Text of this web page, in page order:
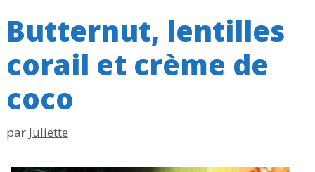
Butternut, lentilles
corail et crème de
coco
par Juliette